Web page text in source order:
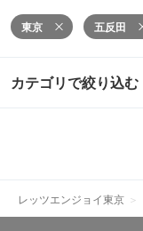
東京 五反田
カテゴリで絞り込む
レッツエンジョイ東京